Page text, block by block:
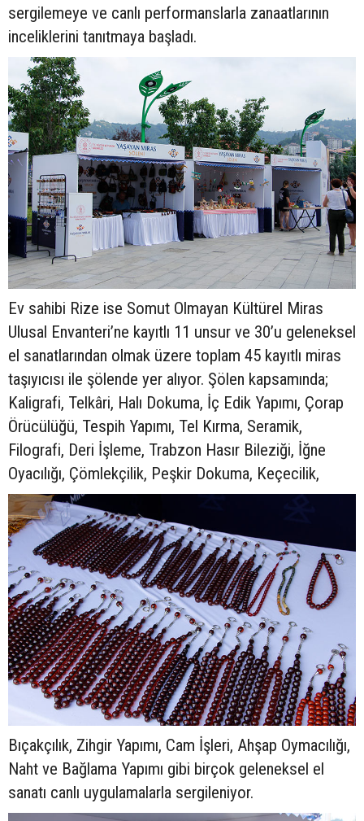
sergilemeye ve canlı performanslarla zanaatlarının
inceliklerini tanıtmaya başladı.
Ev sahibi Rize ise Somut Olmayan Kültürel Miras
Ulusal Envanteri’ne kayıtlı 11 unsur ve 30’u geleneksel
el sanatlarından olmak üzere toplam 45 kayıtlı miras
taşıyıcısı ile şölende yer alıyor. Şölen kapsamında;
Kaligrafi, Telkâri, Halı Dokuma, İç Edik Yapımı, Çorap
Örücülüğü, Tespih Yapımı, Tel Kırma, Seramik,
Filografi, Deri İşleme, Trabzon Hasır Bileziği, İğne
Oyacılığı, Çömlekçilik, Peşkir Dokuma, Keçecilik,
Bıçakçılık, Zihgir Yapımı, Cam İşleri, Ahşap Oymacılığı,
Naht ve Bağlama Yapımı gibi birçok geleneksel el
sanatı canlı uygulamalarla sergileniyor.